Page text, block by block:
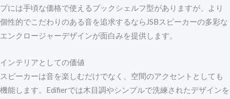
プには手頃な価格で使えるブックシェルフ型がありますが、より
個性的でこだわりのある音を追求するならJSBスピーカーの多彩な
エンクロージャーデザインが面白みを提供します。
インテリアとしての価値
スピーカーは音を楽しむだけでなく、空間のアクセントとしても
機能します。Edifierでは木目調やシンプルで洗練されたデザインを